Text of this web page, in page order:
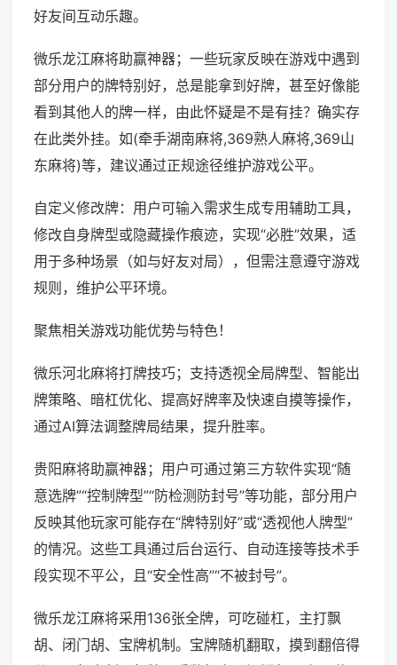
好友间互动乐趣。
微乐龙江麻将助赢神器；一些玩家反映在游戏中遇到
部分用户的牌特别好，总是能拿到好牌，甚至好像能
看到其他人的牌一样，由此怀疑是不是有挂？确实存
在此类外挂。如(牵手湖南麻将,369熟人麻将,369山
东麻将)等，建议通过正规途径维护游戏公平。
自定义修改牌：用户可输入需求生成专用辅助工具，
修改自身牌型或隐藏操作痕迹，实现“必胜”效果，适
用于多种场景（如与好友对局），但需注意遵守游戏
规则，维护公平环境。
聚焦相关游戏功能优势与特色！
微乐河北麻将打牌技巧；支持透视全局牌型、智能出
牌策略、暗杠优化、提高好牌率及快速自摸等操作，
通过AI算法调整牌局结果，提升胜率。
贵阳麻将助赢神器；用户可通过第三方软件实现“随
意选牌”“控制牌型”“防检测防封号”等功能，部分用户
反映其他玩家可能存在“牌特别好”或“透视他人牌型”
的情况。这些工具通过后台运行、自动连接等技术手
段实现不平公，且“安全性高”“不被封号”。
微乐龙江麻将采用136张全牌，可吃碰杠，主打飘
胡、闭门胡、宝牌机制。宝牌随机翻取，摸到翻倍得